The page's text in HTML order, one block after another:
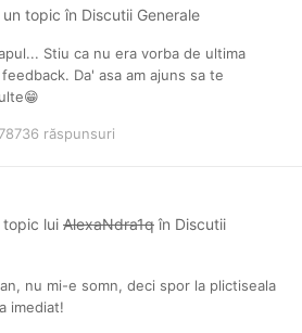
topic în Discutii Generale
Stiu ca nu era vorba de ultima
Da' asa am ajuns sa te
78736 răspunsuri
topic lui AlexaNdra1qîn Discutii
nu mi-e somn, deci spor la plictiseala
imediat!